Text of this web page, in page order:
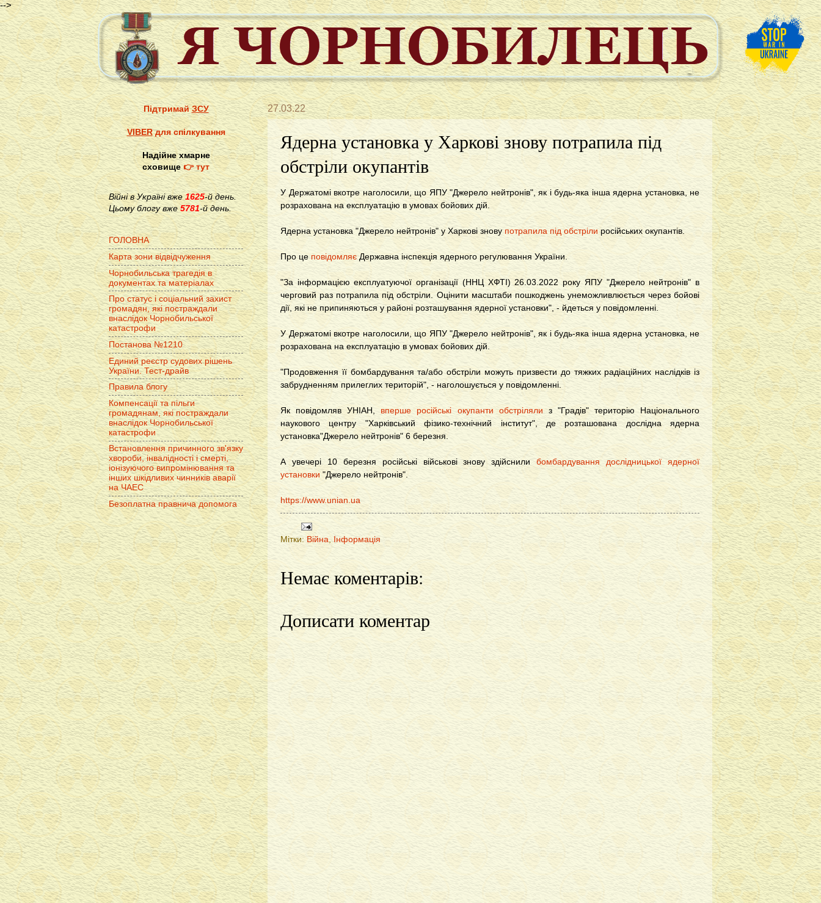
-->
27.03.22
Ядерна установка у Харкові знову потрапила під
обстріли окупантів
У Держатомі вкотре наголосили, що ЯПУ "Джерело нейтронів", як і будь-яка інша ядерна установка, не
розрахована на експлуатацію в умовах бойових дій.
Ядерна установка "Джерело нейтронів" у Харкові знову потрапила під обстріли російських окупантів.
Про це повідомляє Державна інспекція ядерного регулювання України.
"За інформацією експлуатуючої організації (ННЦ ХФТІ) 26.03.2022 року ЯПУ "Джерело нейтронів" в
черговий раз потрапила під обстріли. Оцінити масштаби пошкоджень унеможливлюється через бойові
дії, які не припиняються у районі розташування ядерної установки", - йдеться у повідомленні.
У Держатомі вкотре наголосили, що ЯПУ "Джерело нейтронів", як і будь-яка інша ядерна установка, не
розрахована на експлуатацію в умовах бойових дій.
"Продовження її бомбардування та/або обстріли можуть призвести до тяжких радіаційних наслідків із
забрудненням прилеглих територій", - наголошується у повідомленні.
Як повідомляв УНІАН, вперше російські окупанти обстріляли з "Градів" територію Національного
наукового центру "Харківський фізико-технічний інститут", де розташована дослідна ядерна
установка"Джерело нейтронів" 6 березня.
А увечері 10 березня російські військові знову здійснилибомбардування дослідницької ядерної
установки "Джерело нейтронів".
https://www.unian.ua
Мітки: Війна, Інформація
Немає коментарів:
Дописати коментар
ПідтримайЗСУ
VIBERдля спілкування
Надійне хмарне
сховище👉 тут
Війні в Україні вже1625-й день.
Цьому блогу вже 5781-й день.
ГОЛОВНА
Карта зони відвідчуження
Чорнобильська трагедія в
документах та матеріалах
Про статус і соціальний захист
громадян, які постраждали
внаслідок Чорнобильської
катастрофи
Постанова №1210
Единий реєстр судових рішень
України. Тест-драйв
Правила блогу
Компенсації та пільги
громадянам, які постраждали
внаслідок Чорнобильської
катастрофи
Встановлення причинного зв'язку
хвороби, інвалідності і смерті,
іонізуючого випромінювання та
інших шкідливих чинників аварії
на ЧАЕС
Безоплатна правнича допомога